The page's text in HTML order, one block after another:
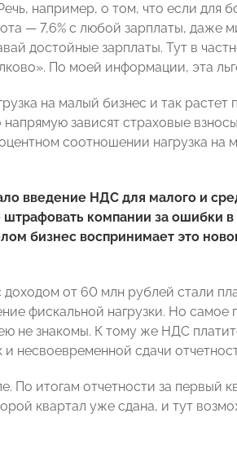
например, о том, что если для
— 7,6% с любой зарплаты, даже
достойные зарплаты. Тут в
По моей информации, эта
на малый бизнес и так растет
зависят страховые
соотношении нагрузка
введение НДС для малого и
компании за ошибки в
бизнес воспринимает это
от 60 млн рублей стали
фискальной нагрузки. Но самое
не знакомы. К тому же НДС
несвоевременной сдачи
итогам отчетности за первый
квартал уже сдана, и тут